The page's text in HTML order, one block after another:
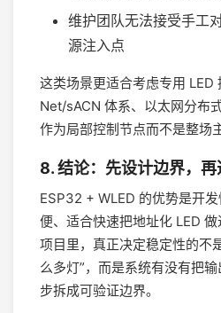
维护团队无法接受手工
源注入点
这类场景更适合考虑专用 LED
Net/sACN 体系、以太网分布
作为局部控制节点而不是整场
8. 结论：先设计边界，
ESP32 + WLED 的优势是开
便、适合快速把地址化 LED
项目里，真正决定稳定性的不
么多灯”，而是系统有没有把
步拆成可验证边界。